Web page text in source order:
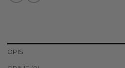
OPIS